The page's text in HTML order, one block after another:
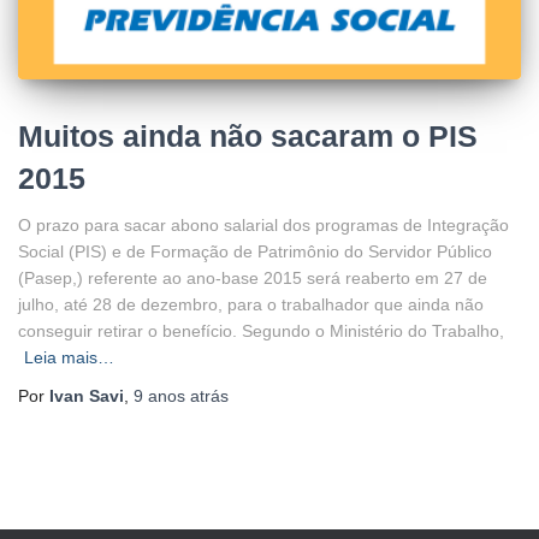
Muitos ainda não sacaram o PIS
2015
O prazo para sacar abono salarial dos programas de Integração
Social (PIS) e de Formação de Patrimônio do Servidor Público
(Pasep,) referente ao ano-base 2015 será reaberto em 27 de
julho, até 28 de dezembro, para o trabalhador que ainda não
conseguir retirar o benefício. Segundo o Ministério do Trabalho,
Leia mais…
Por Ivan Savi 9 anos atrás